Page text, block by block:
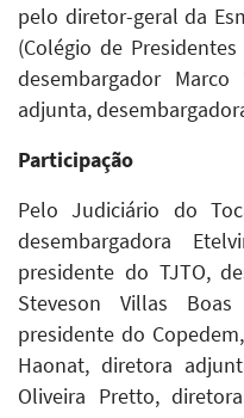
pelo diretor-geral da
(Colégio de
desembargador
adjunta,
Participação
Pelo Judiciário do
desembargadora
presidente do TJTO,
Steveson Villas
presidente do
Haonat, diretora
Oliveira Pretto,